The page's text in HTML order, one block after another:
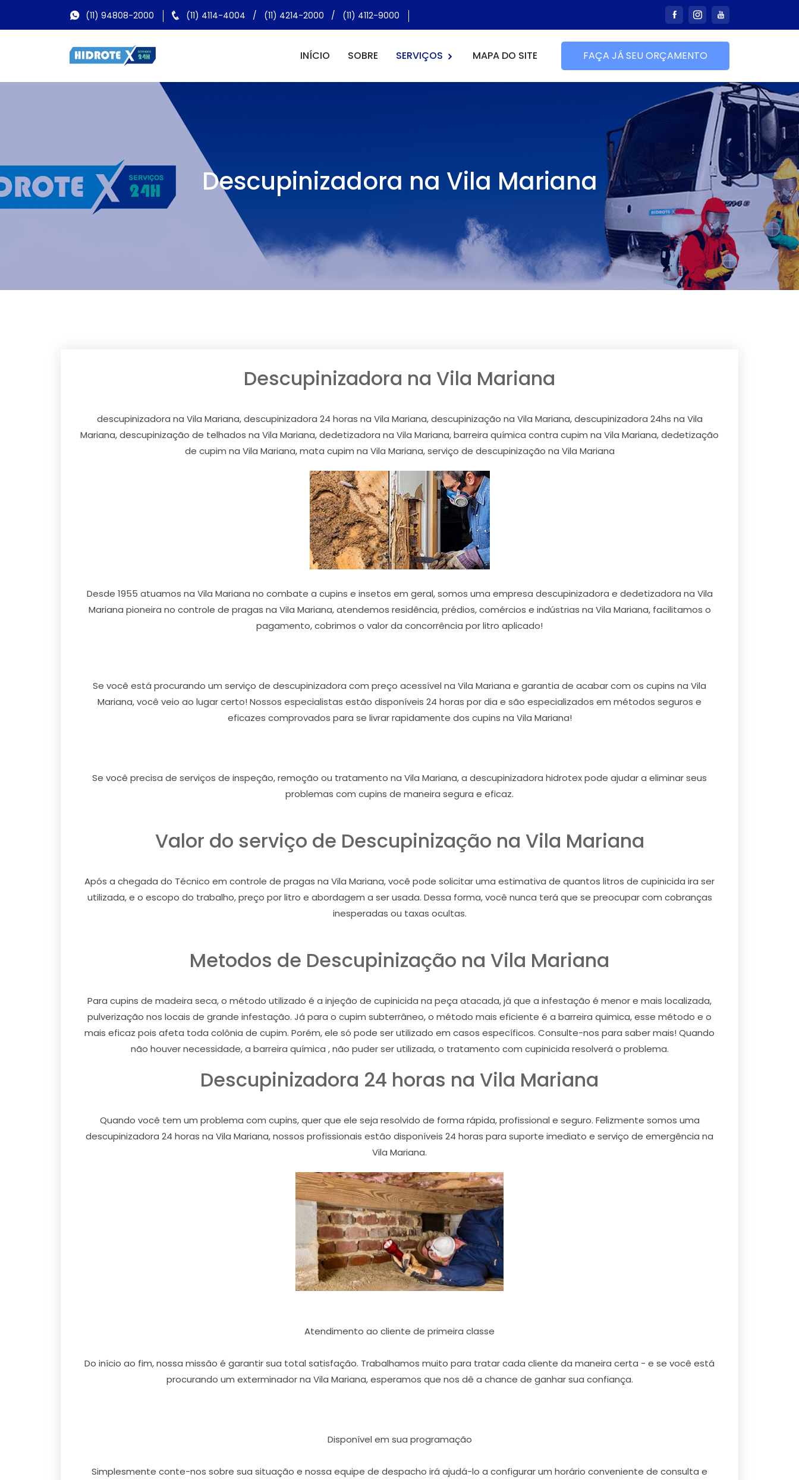
(11) 94808-2000 (11) 4114-4004 / (11) 4214-2000 / (11) 4112-9000
INÍCIO SOBRE SERVIÇOS MAPA DO SITE FAÇA JÁ SEU ORÇAMENTO
Descupinizadora na Vila Mariana
Descupinizadora na Vila Mariana
descupinizadora na Vila Mariana, descupinizadora 24 horas na Vila Mariana, descupinização na Vila Mariana, descupinizadora 24hs na Vila
Mariana, descupinização de telhados na Vila Mariana, dedetizadora na Vila Mariana, barreira química contra cupim na Vila Mariana, dedetização
de cupim na Vila Mariana, mata cupim na Vila Mariana, serviço de descupinização na Vila Mariana
Desde 1955 atuamos na Vila Mariana no combate a cupins e insetos em geral, somos uma empresa descupinizadora e dedetizadora na Vila
Mariana pioneira no controle de pragas na Vila Mariana, atendemos residência, prédios, comércios e indústrias na Vila Mariana, facilitamos o
pagamento, cobrimos o valor da concorrência por litro aplicado!
Se você está procurando um serviço de descupinizadora com preço acessível na Vila Mariana e garantia de acabar com os cupins na Vila
Mariana, você veio ao lugar certo! Nossos especialistas estão disponíveis 24 horas por dia e são especializados em métodos seguros e
eficazes comprovados para se livrar rapidamente dos cupins na Vila Mariana!
Se você precisa de serviços de inspeção, remoção ou tratamento na Vila Mariana, a descupinizadora hidrotex pode ajudar a eliminar seus
problemas com cupins de maneira segura e eficaz.
Valor do serviço de Descupinização na Vila Mariana
Após a chegada do Técnico em controle de pragas na Vila Mariana, você pode solicitar uma estimativa de quantos litros de cupinicida ira ser
utilizada, e o escopo do trabalho, preço por litro e abordagem a ser usada. Dessa forma, você nunca terá que se preocupar com cobranças
inesperadas ou taxas ocultas.
Metodos de Descupinização na Vila Mariana
Para cupins de madeira seca, o método utilizado é a injeção de cupinicida na peça atacada, já que a infestação é menor e mais localizada,
pulverização nos locais de grande infestação. Já para o cupim subterrâneo, o método mais eficiente é a barreira quimica, esse método e o
mais eficaz pois afeta toda colônia de cupim. Porém, ele só pode ser utilizado em casos específicos. Consulte-nos para saber mais! Quando
não houver necessidade, a barreira química , não puder ser utilizada, o tratamento com cupinicida resolverá o problema.
Descupinizadora 24 horas na Vila Mariana
Quando você tem um problema com cupins, quer que ele seja resolvido de forma rápida, profissional e seguro. Felizmente somos uma
descupinizadora 24 horas na Vila Mariana, nossos profissionais estão disponíveis 24 horas para suporte imediato e serviço de emergência na
Vila Mariana.
Atendimento ao cliente de primeira classe
Do início ao fim, nossa missão é garantir sua total satisfação. Trabalhamos muito para tratar cada cliente da maneira certa - e se você está
procurando um exterminador na Vila Mariana, esperamos que nos dê a chance de ganhar sua confiança.
Disponível em sua programação
Simplesmente conte-nos sobre sua situação e nossa equipe de despacho irá ajudá-lo a configurar um horário conveniente de consulta e